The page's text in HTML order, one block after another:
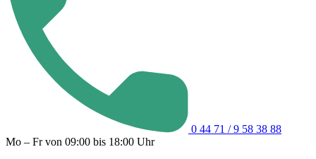
0 44 71 / 9 58 38 88
Mo – Fr von 09:00 bis 18:00 Uhr